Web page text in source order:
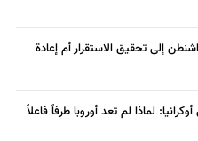
إلى تحقيق الاستقرار أم إعادة
لماذا لم تعد أوروبا طرفاً فاعلاً